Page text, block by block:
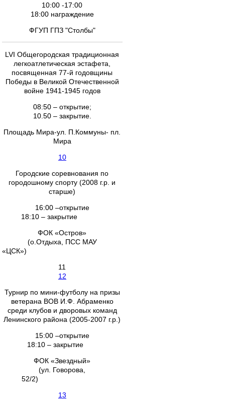
10:00 -17:00
18:00 награждение
ФГУП ГПЗ "Столбы"
LVI Общегородская традиционная
легкоатлетическая эстафета,
посвященная 77-й годовщины
Победы в Великой Отечественной
войне 1941-1945 годов
08:50 – открытие;
10.50 – закрытие.
Площадь Мира-ул. П.Коммуны- пл.
Мира
10
Городские соревнования по
городошному спорту (2008 г.р. и
старше)
16:00 –открытие
18:10 – закрытие
ФОК «Остров»
(о.Отдыха, ПСС МАУ
«ЦСК»)
11
12
Турнир по мини-футболу на призы
ветерана ВОВ И.Ф. Абраменко
среди клубов и дворовых команд
Ленинского района (2005-2007 г.р.)
15:00 –открытие
18:10 – закрытие
ФОК «Звездный»
(ул. Говорова,
52/2)
13